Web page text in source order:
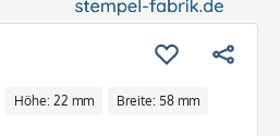
Höhe: 22 mm Breite: 58 mm